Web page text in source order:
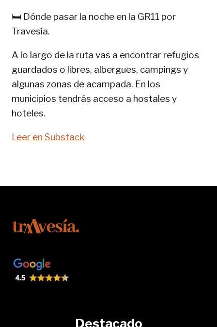
11-
Pirenaica
🛏️ Dónde pasar la noche en la GR11 por
Travesía.
A lo largo de la ruta vas a encontrar refugios
guardados o libres, albergues, campings y
algunas zonas de acampada. En los
municipios tendrás acceso a hostales y
hoteles.
Leer en Substack
Destacado